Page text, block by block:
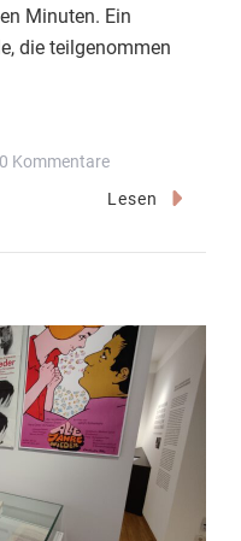
Minuten. Ein
die teilgenommen
0 KommentareZu
Wir
Lesen